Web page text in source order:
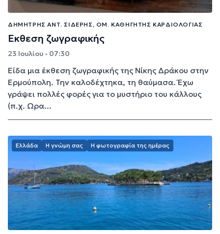
ΔΗΜΉΤΡΗΣ ΑΝΤ. ΣΙΔΕΡΉΣ, ΟΜ. ΚΑΘΗΓΗΤΉΣ ΚΑΡΔΙΟΛΟΓΊΑΣ
Έκθεση ζωγραφικής
23 Ιουλίου - 07:30
Είδα μια έκθεση ζωγραφικής της Νίκης Δράκου στην
Ερμούπολη. Την καλοδέχτηκα, τη θαύμασα. Έχω
γράψει πολλές φορές για το μυστήριο του κάλλους
(π.χ. Ωρα...
Ελλάδα Η γνώμη σας Η φωτογραφία της ημέρας